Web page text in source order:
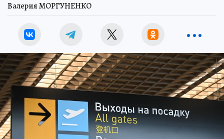
Валерия МОРГУНЕНКО